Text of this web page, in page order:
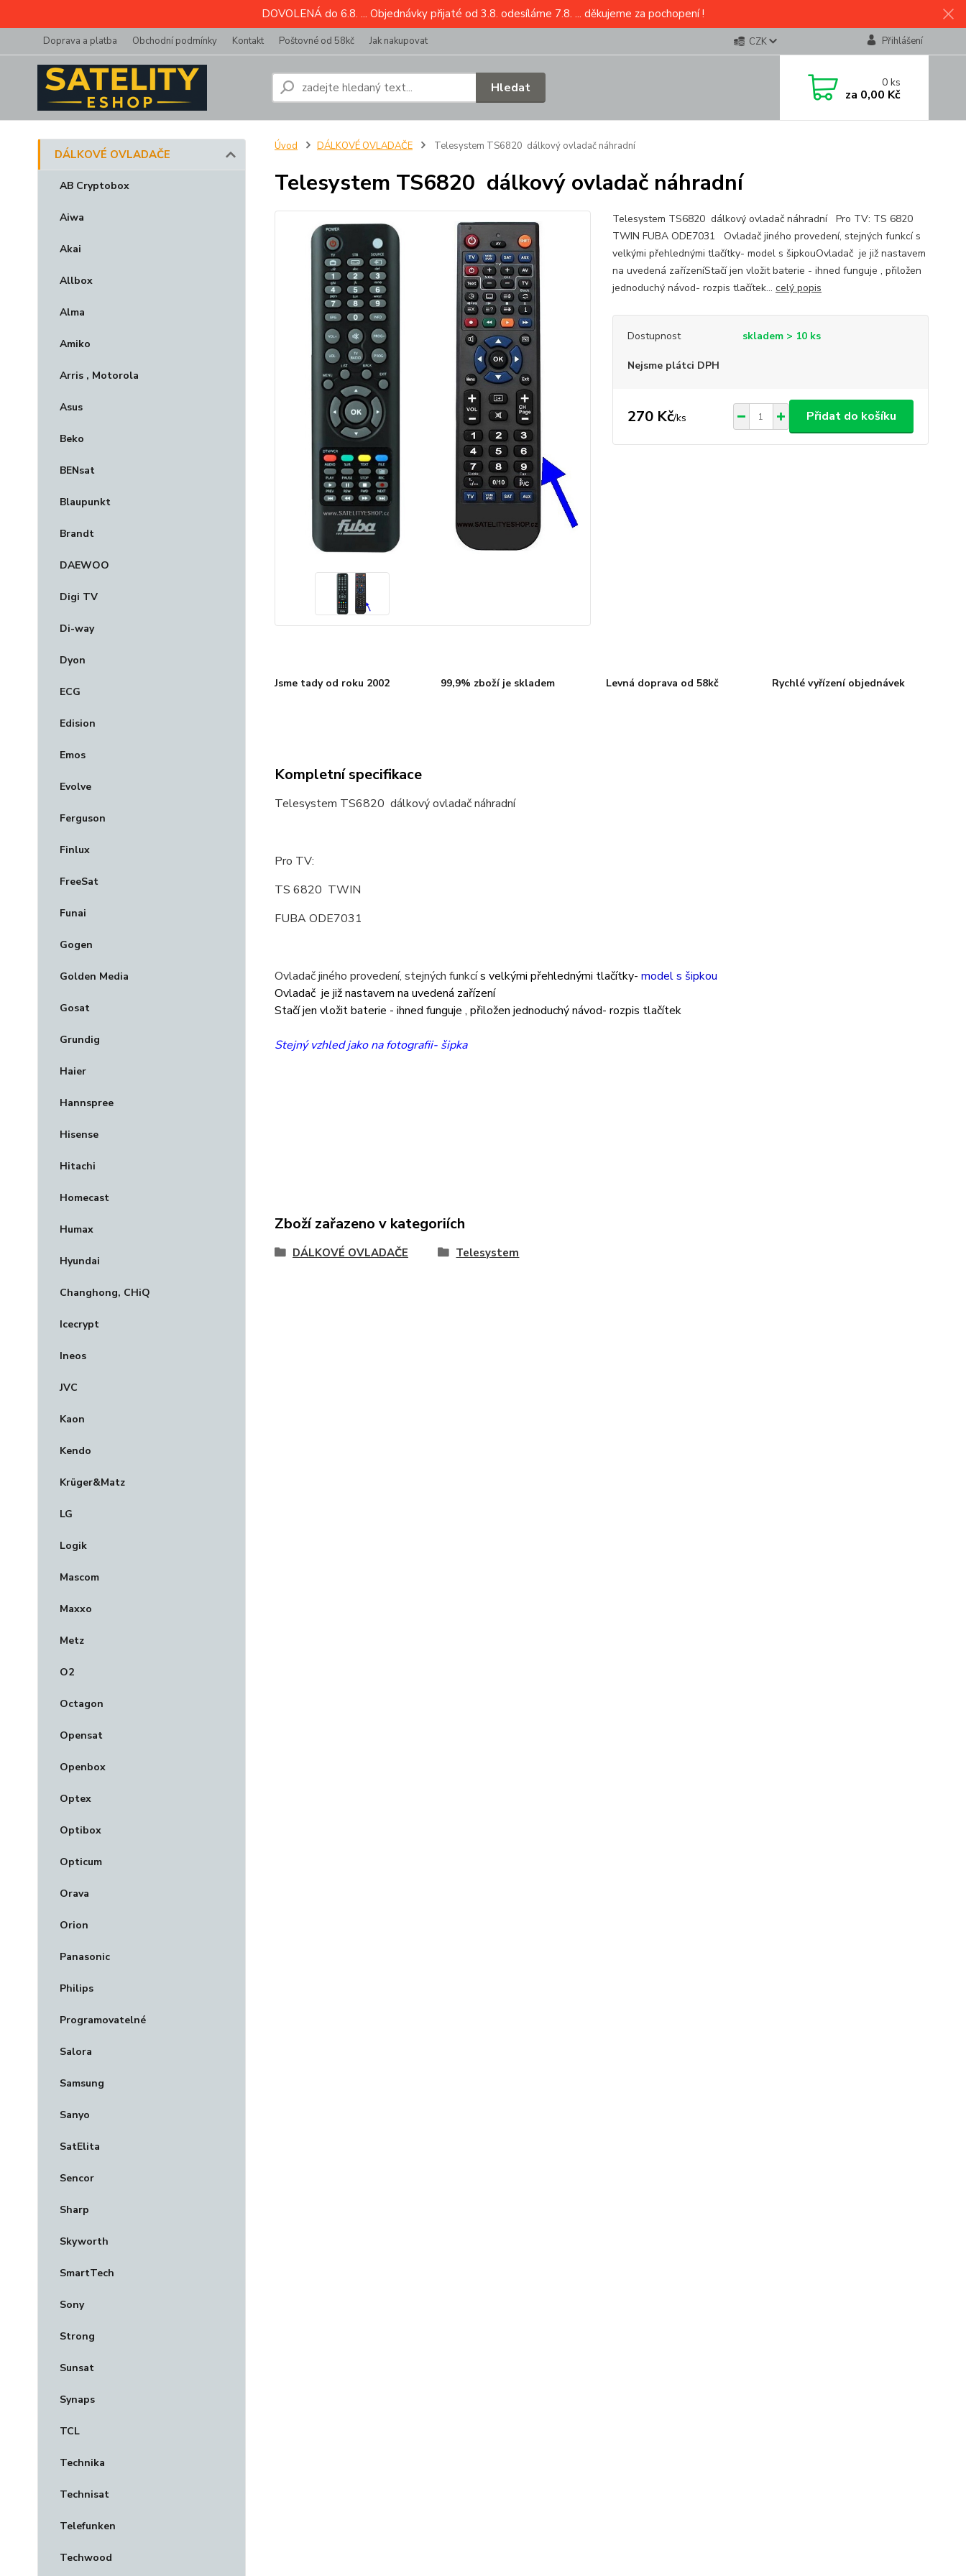
DOVOLENÁ do 6.8. ... Objednávky přijaté od 3.8. odesíláme 7.8. ... děkujeme za pochopení !
Doprava a platba Obchodní podmínky Kontakt Poštovné od 58kč Jak nakupovat CZK Přihlášení
Hledat 0ks
za 0,00 Kč
DÁLKOVÉ OVLADAČE
AB Cryptobox
Aiwa
Akai
Allbox
Alma
Amiko
Arris , Motorola
Asus
Beko
BENsat
Blaupunkt
Brandt
DAEWOO
Digi TV
Di-way
Dyon
ECG
Edision
Emos
Evolve
Ferguson
Finlux
FreeSat
Funai
Gogen
Golden Media
Gosat
Grundig
Haier
Hannspree
Hisense
Hitachi
Homecast
Humax
Hyundai
Changhong, CHiQ
Icecrypt
Ineos
JVC
Kaon
Kendo
Krüger&Matz
LG
Logik
Mascom
Maxxo
Metz
O2
Octagon
Opensat
Openbox
Optex
Optibox
Opticum
Orava
Orion
Panasonic
Philips
Programovatelné
Salora
Samsung
Sanyo
SatElita
Sencor
Sharp
Skyworth
SmartTech
Sony
Strong
Sunsat
Synaps
TCL
Technika
Technisat
Telefunken
Techwood
Úvod DÁLKOVÉ OVLADAČE Telesystem TS6820 dálkový ovladač náhradní
Telesystem TS6820 dálkový ovladač náhradní
Telesystem TS6820 dálkový ovladač náhradní Pro TV: TS 6820
TWIN FUBA ODE7031 Ovladač jiného provedení, stejných funkcí s
velkými přehlednými tlačítky- model s šipkouOvladač je již nastavem
na uvedená zařízeníStačí jen vložit baterie - ihned funguje , přiložen
jednoduchý návod- rozpis tlačítek... celý popis
Dostupnost skladem > 10 ks
Nejsme plátci DPH
270 Kč/ks Přidat do košíku
Jsme tady od roku 2002 99,9% zboží je skladem Levná doprava od 58kč Rychlé vyřízení objednávek
Kompletní specifikace
Telesystem TS6820 dálkový ovladač náhradní
Pro TV:
TS 6820 TWIN
FUBA ODE7031
Ovladač jiného provedení, stejných funkcís velkými přehlednými tlačítky- model s šipkou
Ovladač je již nastavem na uvedená zařízení
Stačí jen vložit baterie - ihned funguje , přiložen jednoduchý návod- rozpis tlačítek
Stejný vzhled jako na fotografii- šipka
Zboží zařazeno v kategoriích
DÁLKOVÉ OVLADAČE Telesystem